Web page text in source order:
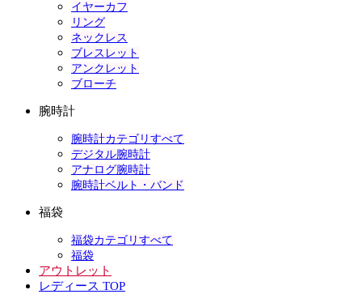
イヤーカフ
リング
ネックレス
ブレスレット
アンクレット
ブローチ
腕時計
腕時計カテゴリすべて
デジタル腕時計
アナログ腕時計
腕時計ベルト・バンド
福袋
福袋カテゴリすべて
福袋
アウトレット
レディース TOP